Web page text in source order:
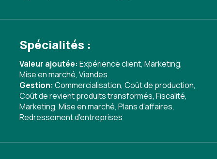
Spécialités :
Valeur ajoutée: Expérience client, Marketing,
Mise en marché, Viandes
Gestion: Commercialisation, Coût de production,
Coût de revient produits transformés, Fiscalité,
Marketing, Mise en marché, Plans d'affaires,
Redressement d'entreprises